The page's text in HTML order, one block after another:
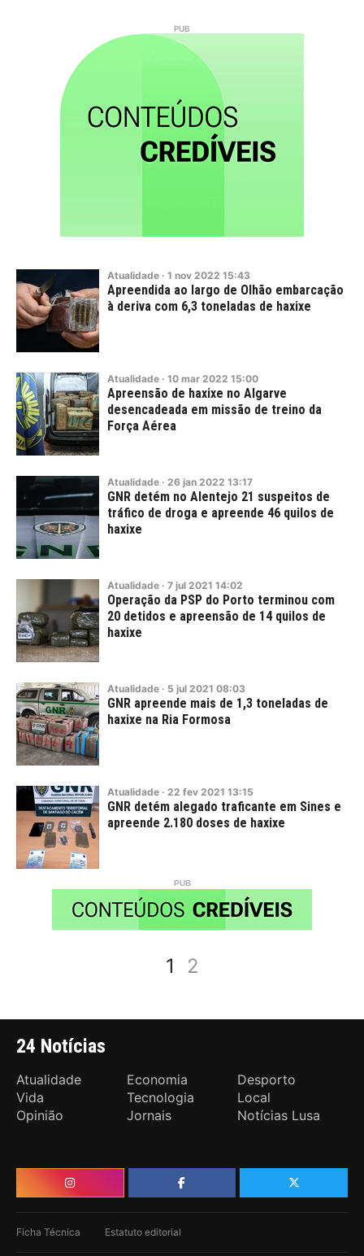
Atualidade · 1 nov 2022 15:43
Apreendida ao largo de Olhão embarcação
à deriva com 6,3 toneladas de haxixe
Atualidade · 10 mar 2022 15:00
Apreensão de haxixe no Algarve
desencadeada em missão de treino da
Força Aérea
Atualidade · 26 jan 2022 13:17
GNR detém no Alentejo 21 suspeitos de
tráfico de droga e apreende 46 quilos de
haxixe
Atualidade · 7 jul 2021 14:02
Operação da PSP do Porto terminou com
20 detidos e apreensão de 14 quilos de
haxixe
Atualidade · 5 jul 2021 08:03
GNR apreende mais de 1,3 toneladas de
haxixe na Ria Formosa
Atualidade · 22 fev 2021 13:15
GNR detém alegado traficante em Sines e
apreende 2.180 doses de haxixe
1 2
24 Notícias
Atualidade Economia
Desporto
Vida
Tecnologia
Local
Opinião
Jornais Notícias Lusa
Ficha Técnica Estatuto editorial